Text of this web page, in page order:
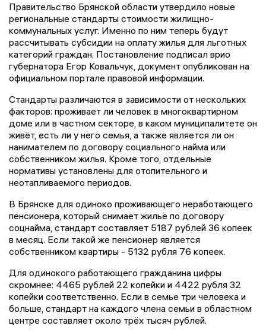
Правительство Брянской области утвердило новые
региональные стандарты стоимости жилищно-
коммунальных услуг. Именно по ним теперь будут
рассчитывать субсидии на оплату жилья для льготных
категорий граждан. Постановление подписал врио
губернатора Егор Ковальчук, документ опубликован на
официальном портале правовой информации.
Стандарты различаются в зависимости от нескольких
факторов: проживает ли человек в многоквартирном
доме или в частном секторе, в каком муниципалитете он
живёт, есть ли у него семья, а также является ли он
нанимателем по договору социального найма или
собственником жилья. Кроме того, отдельные
нормативы установлены для отопительного и
неотапливаемого периодов.
В Брянске для одиноко проживающего неработающего
пенсионера, который снимает жильё по договору
соцнайма, стандарт составляет 5187 рублей 36 копеек
в месяц. Если такой же пенсионер является
собственником квартиры - 5132 рубля 76 копеек.
Для одинокого работающего гражданина цифры
скромнее: 4465 рублей 22 копейки и 4422 рубля 32
копейки соответственно. Если в семье три человека и
больше, стандарт на каждого члена семьи в областном
центре составляет около трёх тысяч рублей.